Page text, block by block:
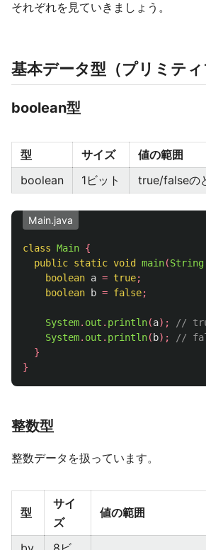
それぞれを見ていきましょう。
基本データ型（プリミティ
boolean型
型 サイズ
値の範囲
boolean
1ビット true/falseの
Main.java
class Main {
public static void main(String
boolean a = true;
boolean
b = false;
System. out . println(a);
//
System. out . println( b);
//
}
}
整数型
整数データを扱っています。
型
サイ
ズ
値の範囲